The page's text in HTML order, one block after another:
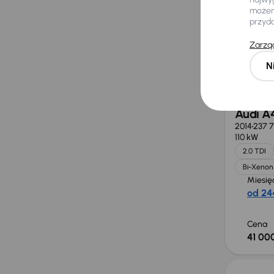
30 dni
34 500 zł
Audi
2014237
110 kW
2.0 TDI
Bi-Xenon
od
Cena
41